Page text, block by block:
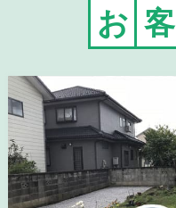
お 客